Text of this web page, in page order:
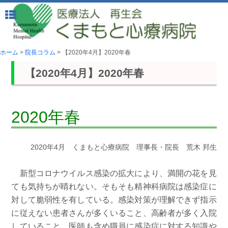
ホーム > 院長コラム > 【2020年4月】2020年春
【2020年4月】2020年春
2020年春
2020年4月 くまもと心療病院 理事長・院長 荒木 邦生
新型コロナウイルス感染の拡大により、満開の花を見
ても気持ちが晴れない。そもそも精神科病院は感染症に
対して脆弱性を有している。感染対策が理解できず指示
に従えない患者さんが多くいること、高齢者が多く入院
していること、医師も含め職員に感染症に対する知識や